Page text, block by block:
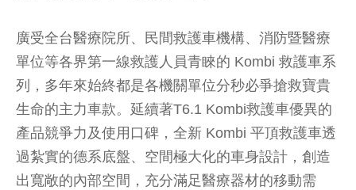
廣受全台醫療院所、民間救護車機構、消防暨醫療
單位等各界第一線救護人員青睞的 Kombi 救護車系
列，多年來始終都是各機關單位分秒必爭搶救寶貴
生命的主力車款。延續著T6.1 Kombi救護車優異的
產品競爭力及使用口碑，全新 Kombi 平頂救護車透
過紮實的德系底盤、空間極大化的車身設計，創造
出寬敞的內部空間，充分滿足醫療器材的移動需